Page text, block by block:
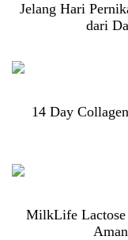
Jelang Hari
dari
14 Day
MilkLife Lactose